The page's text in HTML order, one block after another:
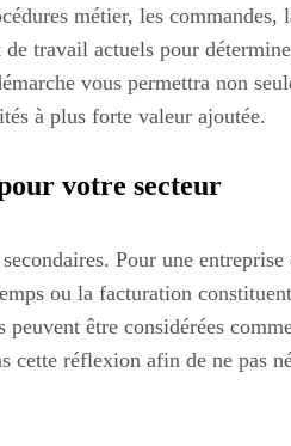
métier, les commandes,
travail actuels pour
vous permettra non
à plus forte valeur ajoutée.
votre secteur
Pour une entreprise
ou la facturation constituent
être considérées
cette réflexion afin de ne pas